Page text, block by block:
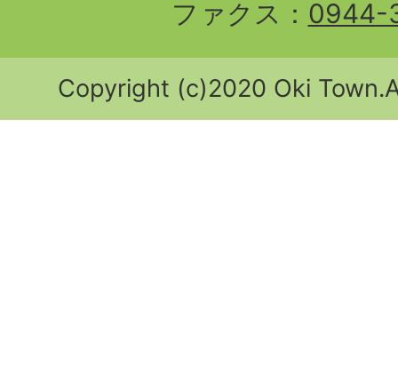
ファクス： 0944-
Copyright (c)2020 Oki